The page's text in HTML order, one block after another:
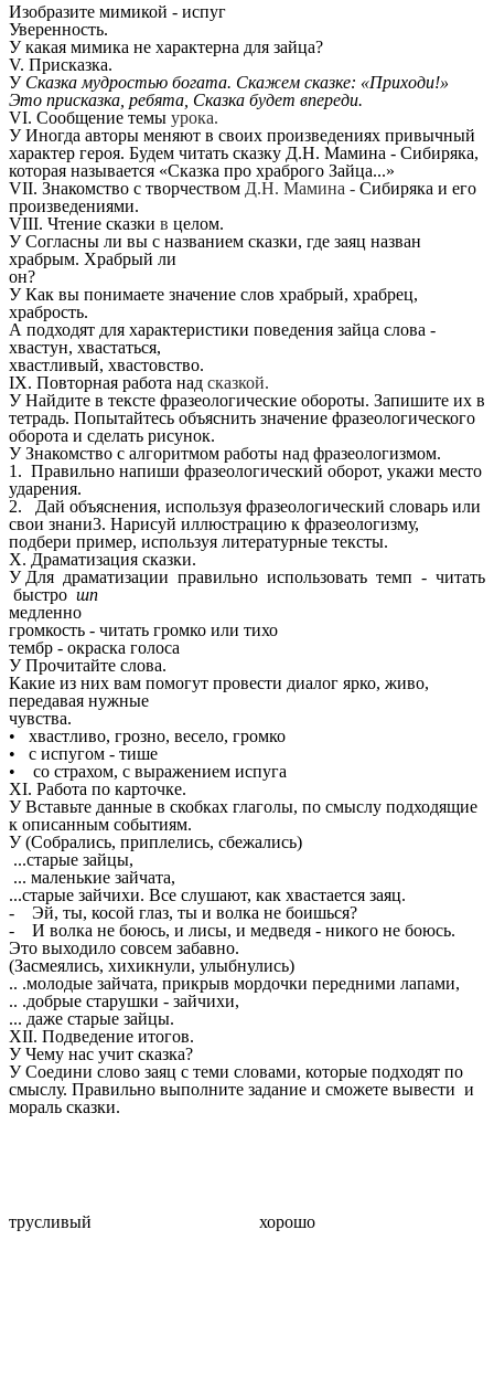
Изобразите мимикой - испуг
Уверенность.
У какая мимика не характерна для зайца?
V. Присказка.
УСказка мудростью богата. Скажем сказке: «Приходи!»
Это присказка, ребята, Сказка будет впереди.
VI. Сообщение темы урока.
У Иногда авторы меняют в своих произведениях привычный
характер героя. Будем читать сказку Д.Н. Мамина - Сибиряка,
которая называется «Сказка про храброго Зайца...»
VII. Знакомство с творчеством Д.Н. Мамина - Сибиряка и его
произведениями.
VIII. Чтение сказки в целом.
У Согласны ли вы с названием сказки, где заяц назван
храбрым. Храбрый ли
он?
У Как вы понимаете значение слов храбрый, храбрец,
храбрость.
А подходят для характеристики поведения зайца слова -
хвастун, хвастаться,
хвастливый, хвастовство.
IX. Повторная работа над сказкой.
У Найдите в тексте фразеологические обороты. Запишите их в
тетрадь. Попытайтесь объяснить значение фразеологического
оборота и сделать рисунок.
У Знакомство с алгоритмом работы над фразеологизмом.
1. Правильно напиши фразеологический оборот, укажи место
ударения.
2. Дай объяснения, используя фразеологический словарь или
свои знани3. Нарисуй иллюстрацию к фразеологизму,
подбери пример, используя литературные тексты.
X. Драматизация сказки.
У Для драматизации правильно использовать темп - читать
быстро шп
медленно
громкость - читать громко или тихо
тембр - окраска голоса
У Прочитайте слова.
Какие из них вам помогут провести диалог ярко, живо,
передавая нужные
чувства.
• хвастливо, грозно, весело, громко
• с испугом - тише
• со страхом, с выражением испуга
XI. Работа по карточке.
У Вставьте данные в скобках глаголы, по смыслу подходящие
к описанным событиям.
У (Собрались, приплелись, сбежались)
...старые зайцы,
... маленькие зайчата,
...старые зайчихи. Все слушают, как хвастается заяц.
- Эй, ты, косой глаз, ты и волка не боишься?
- И волка не боюсь, и лисы, и медведя - никого не боюсь.
Это выходило совсем забавно.
(Засмеялись, хихикнули, улыбнулись)
.. .молодые зайчата, прикрыв мордочки передними лапами,
.. .добрые старушки - зайчихи,
... даже старые зайцы.
XII. Подведение итогов.
У Чему нас учит сказка?
У Соедини слово заяц с теми словами, которые подходят по
смыслу. Правильно выполните задание и сможете вывести и
мораль сказки.
трусливый хорошо